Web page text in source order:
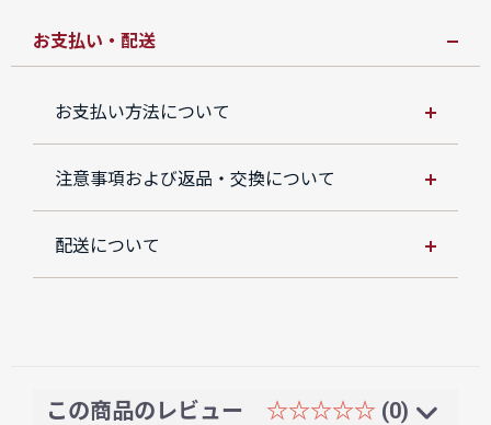
お支払い・配送
お支払い方法について
注意事項および返品・交換について
配送について
この商品のレビュー ☆☆☆☆☆ (0)